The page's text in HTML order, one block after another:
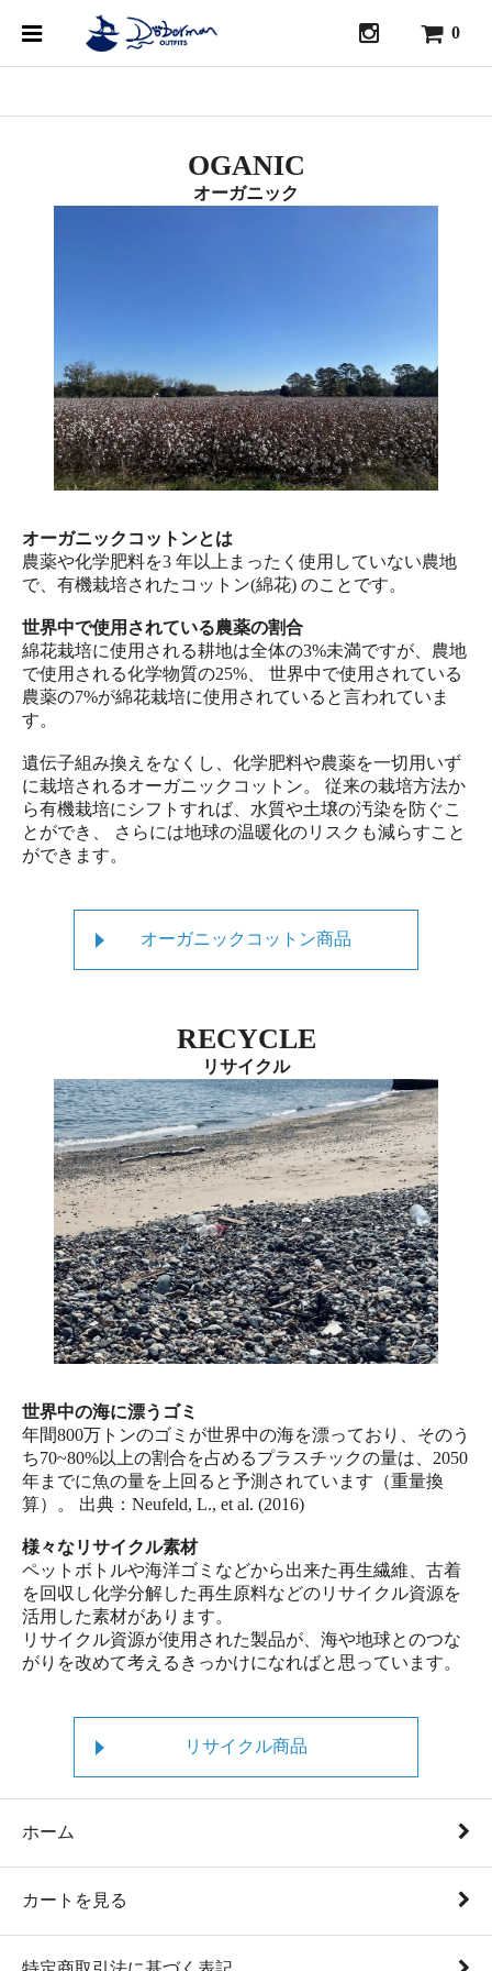
0
OGANIC
オーガニック
オーガニックコットンとは
農薬や化学肥料を3 年以上まったく使用していない農地
で、有機栽培されたコットン(綿花) のことです。
世界中で使用されている農薬の割合
綿花栽培に使用される耕地は全体の3%未満ですが、農地
で使用される化学物質の25%、 世界中で使用されている
農薬の7%が綿花栽培に使用されていると言われていま
す。
遺伝子組み換えをなくし、化学肥料や農薬を一切用いず
に栽培されるオーガニックコットン。 従来の栽培方法か
ら有機栽培にシフトすれば、水質や土壌の汚染を防ぐこ
とができ、 さらには地球の温暖化のリスクも減らすこと
ができます。
オーガニックコットン商品
RECYCLE
リサイクル
世界中の海に漂うゴミ
年間800万トンのゴミが世界中の海を漂っており、そのう
ち70~80%以上の割合を占めるプラスチックの量は、2050
年までに魚の量を上回ると予測されています（重量換
算）。 出典：Neufeld, L., et al. (2016)
様々なリサイクル素材
ペットボトルや海洋ゴミなどから出来た再生繊維、古着
を回収し化学分解した再生原料などのリサイクル資源を
活用した素材があります。
リサイクル資源が使用された製品が、海や地球とのつな
がりを改めて考えるきっかけになればと思っています。
リサイクル商品
ホーム
カートを見る